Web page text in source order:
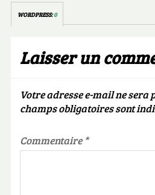
WORDPRESS:0
Laisser un
Votre adresse e-mail ne sera
champs obligatoires sont
Commentaire*